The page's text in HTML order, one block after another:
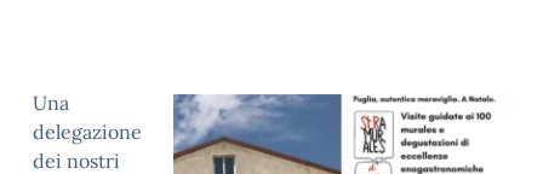
Una
delegazione
dei nostri